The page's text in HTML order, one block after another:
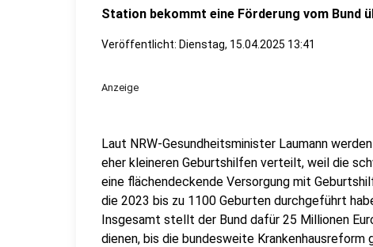
Station bekommt eine Förderung vom Bund
Veröffentlicht: Dienstag, 15.04.2025 13:41
Anzeige
Laut NRW-Gesundheitsminister Laumann
eher kleineren Geburtshilfen verteilt, weil die
eine flächendeckende Versorgung mit
die 2023 bis zu 1100 Geburten durchgeführt
Insgesamt stellt der Bund dafür 25 Millionen
dienen, bis die bundesweite Krankenhausreform